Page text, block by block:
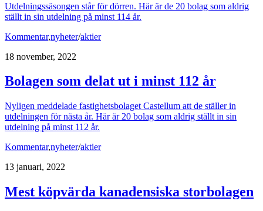
Utdelningssäsongen står för dörren. Här är de 20 bolag som aldrig
ställt in sin utdelning på minst 114 år.
Kommentar,nyheter/aktier
18 november, 2022
Bolagen som delat ut i minst 112 år
Nyligen meddelade fastighetsbolaget Castellum att de ställer in
utdelningen för nästa år. Här är 20 bolag som aldrig ställt in sin
utdelning på minst 112 år.
Kommentar,nyheter/aktier
13 januari, 2022
Mest köpvärda kanadensiska storbolagen